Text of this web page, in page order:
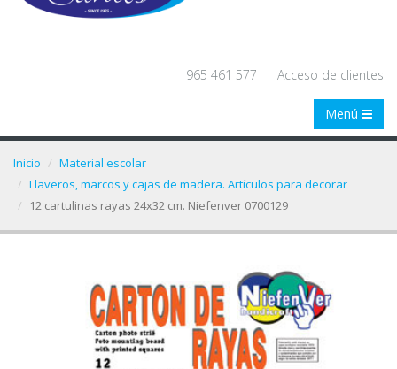
965 461 577 Acceso de clientes
Menú
Inicio
Material escolar
Llaveros, marcos y cajas de madera. Artículos para decorar
12 cartulinas rayas 24x32 cm. Niefenver 0700129